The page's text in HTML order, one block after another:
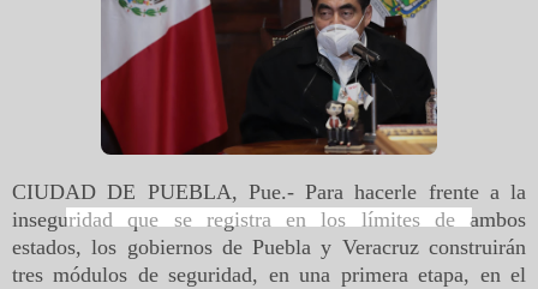
CIUDAD DE PUEBLA, Pue.- Para hacerle frente a la
inseguridad que se registra en los límites de ambos
estados, los gobiernos de Puebla y Veracruz construirán
tres módulos de seguridad, en una primera etapa, en el